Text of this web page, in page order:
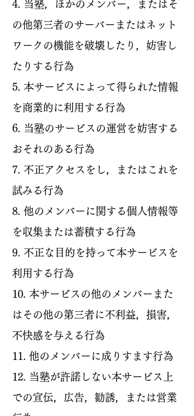
4. 当塾，ほかのメンバー，またはそ
の他第三者のサーバーまたはネット
ワークの機能を破壊したり，妨害し
たりする行為
5. 本サービスによって得られた情報
を商業的に利用する行為
6. 当塾のサービスの運営を妨害する
おそれのある行為
7. 不正アクセスをし，またはこれを
試みる行為
8. 他のメンバーに関する個人情報等
を収集または蓄積する行為
9. 不正な目的を持って本サービスを
利用する行為
10. 本サービスの他のメンバーまた
はその他の第三者に不利益，損害，
不快感を与える行為
11. 他のメンバーに成りすます行為
12. 当塾が許諾しない本サービス上
での宣伝，広告，勧誘，または営業